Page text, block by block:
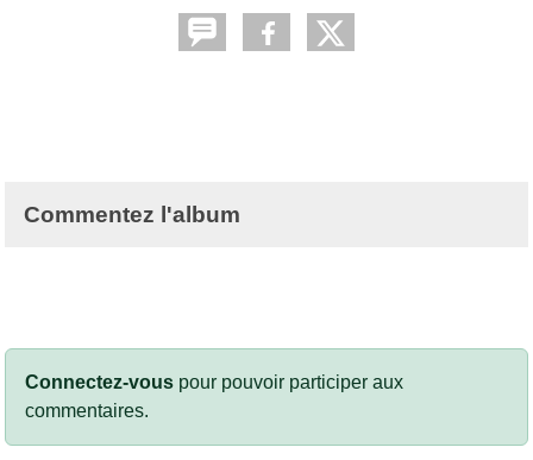
Commentez l'album
Connectez-vous pour pouvoir participer aux
commentaires.